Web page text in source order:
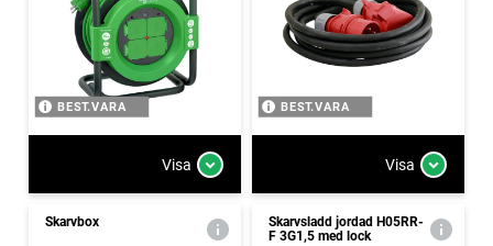
BEST.VARA
Visa
BEST.VARA
Visa
Skarvbox
Skarvsladd jordad H05RR-
F 3G1,5 med lock